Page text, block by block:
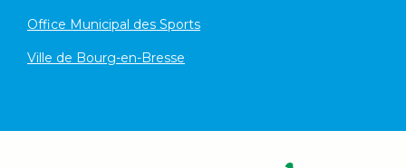
Office Municipal des Sports
Ville de Bourg-en-Bresse